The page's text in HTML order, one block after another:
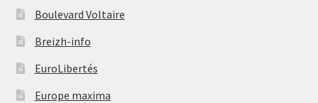
Boulevard Voltaire
Breizh-info
EuroLibertés
Europe maxima